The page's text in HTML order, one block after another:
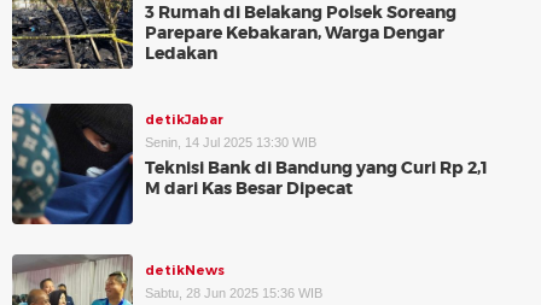
3 Rumah di Belakang Polsek Soreang
Parepare Kebakaran, Warga Dengar
Ledakan
detikJabar
Senin, 14 Jul 2025 13:30 WIB
Teknisi Bank di Bandung yang Curi Rp 2,1
M dari Kas Besar Dipecat
detikNews
Sabtu, 28 Jun 2025 15:36 WIB